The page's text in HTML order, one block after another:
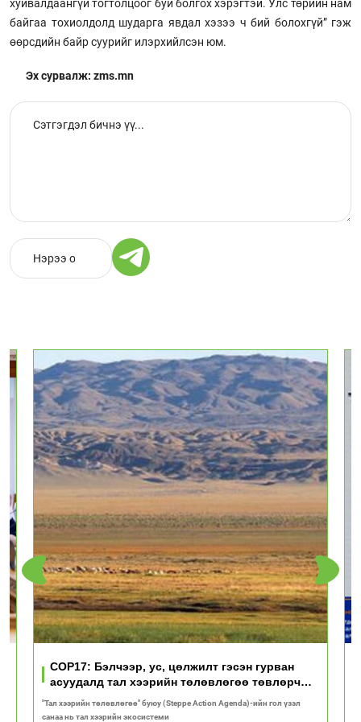
хуйвалдаангүй тогтолцоог буй болгох хэрэгтэй. Улс төрийн нам
байгаа тохиолдолд шударга явдал хэзээ ч бий болохгүй” гэж
өөрсдийн байр суурийг илэрхийлсэн юм.
Эх сурвалж: zms.mn
COP17: Бэлчээр, ус, цөлжилт гэсэн гурван
асуудалд тал хээрийн төлөвлөгөө төвлөрч
байна
"Тал хээрийн төлөвлөгөө" буюу (Steppe Action Agenda)-ийн гол үзэл
санаа нь тал хээрийн экосистеми